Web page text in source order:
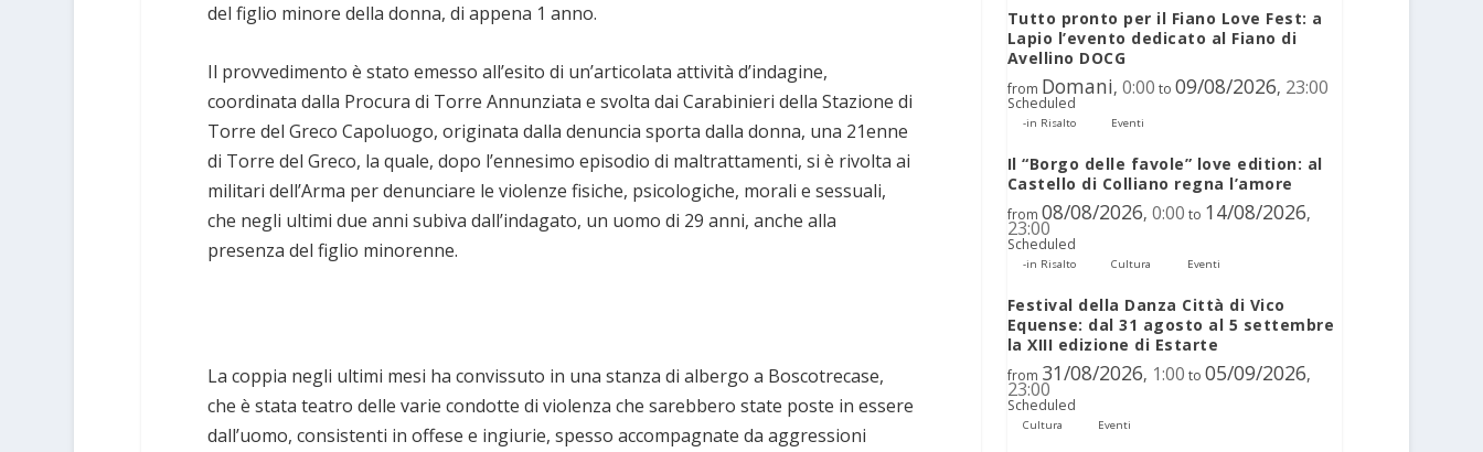
del figlio minore della donna, di appena 1 anno.
Il provvedimento è stato emesso all’esito di un’articolata attività d’indagine,
coordinata dalla Procura di Torre Annunziata e svolta dai Carabinieri della Stazione di
Torre del Greco Capoluogo, originata dalla denuncia sporta dalla donna, una 21enne
di Torre del Greco, la quale, dopo l’ennesimo episodio di maltrattamenti, si è rivolta ai
militari dell’Arma per denunciare le violenze fisiche, psicologiche, morali e sessuali,
che negli ultimi due anni subiva dall’indagato, un uomo di 29 anni, anche alla
presenza del figlio minorenne.
La coppia negli ultimi mesi ha convissuto in una stanza di albergo a Boscotrecase,
che è stata teatro delle varie condotte di violenza che sarebbero state poste in essere
dall’uomo, consistenti in offese e ingiurie, spesso accompagnate da aggressioni
Tutto pronto per il Fiano Love Fest: a
Lapio l’evento dedicato al Fiano di
Avellino DOCG
from Domani, 0:00 to 09/08/2026, 23:00
Scheduled
-in Risalto Eventi
Il “Borgo delle favole” love edition: al
Castello di Colliano regna l’amore
from 08/08/2026, 0:00 to 14/08/2026,
23:00
Scheduled
-in Risalto Cultura Eventi
Festival della Danza Città di Vico
Equense: dal 31 agosto al 5 settembre
la XIII edizione di Estarte
from 31/08/2026, 1:00 to 05/09/2026,
23:00
Scheduled
Cultura Eventi